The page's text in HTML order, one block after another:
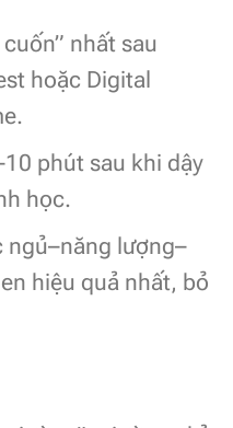
nhất sau
hoặc Digital
phút sau khi dậy
học.
ngủ–năng lượng–
hiệu quả nhất, bỏ